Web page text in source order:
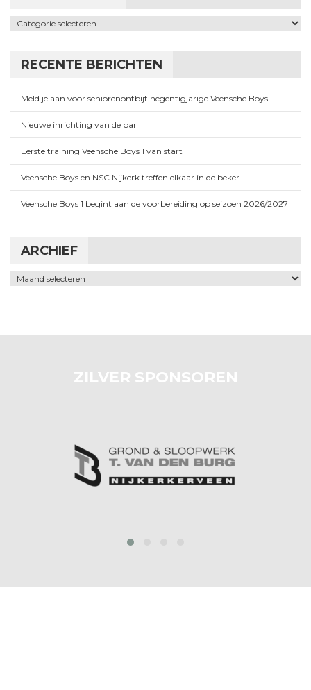
Categorieën
RECENTE BERICHTEN
Meld je aan voor seniorenontbijt negentigjarige Veensche Boys
Nieuwe inrichting van de bar
Eerste training Veensche Boys 1 van start
Veensche Boys en NSC Nijkerk treffen elkaar in de beker
Veensche Boys 1 begint aan de voorbereiding op seizoen 2026/2027
ARCHIEF
Archief
ZILVER SPONSOREN
prev